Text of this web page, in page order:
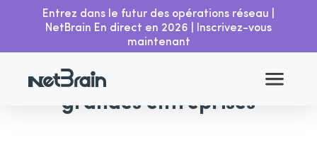
Entrez dans le futur des opérations réseau |
NetBrain En direct en 2026 | Inscrivez-vous
maintenant
Approuvé par les plus
grandes entreprises